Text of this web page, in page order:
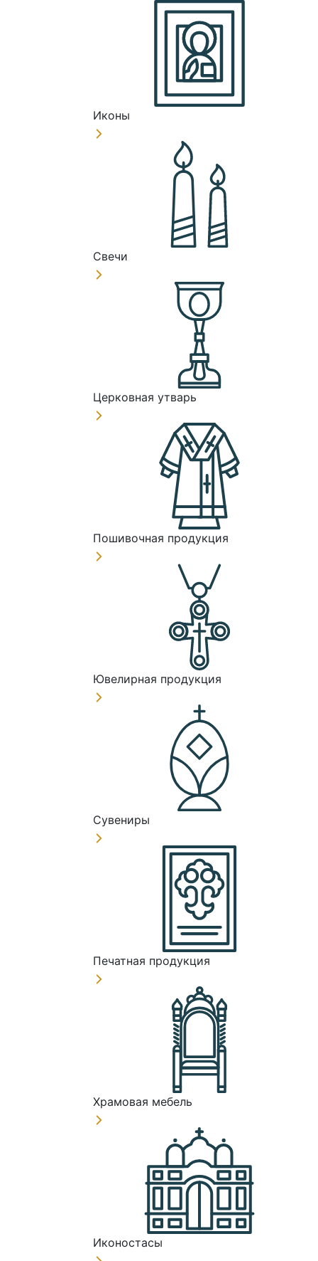
Иконы
Свечи
Церковная утварь
Пошивочная продукция
Ювелирная продукция
Сувениры
Печатная продукция
Храмовая мебель
Иконостасы